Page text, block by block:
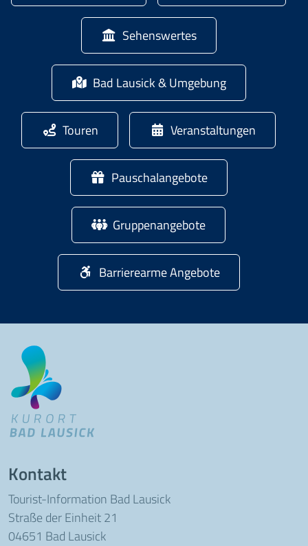
Sehenswertes
Bad Lausick & Umgebung
Touren Veranstaltungen
Pauschalangebote
Gruppenangebote
Barrierearme Angebote
Kontakt
Tourist-Information Bad Lausick
Straße der Einheit 21
04651 Bad Lausick